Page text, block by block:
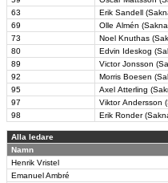
63
Erik Sandell
69
Olle Almén
73
Noel Knuthas
80
Edvin Ideskog
89
Victor Jonsson
92
Morris Boesen
95
Axel Atterling
97
Viktor Andersson
98
Erik Ronder
Alla ledare
Namn
Henrik Vristel
Emanuel Ambré